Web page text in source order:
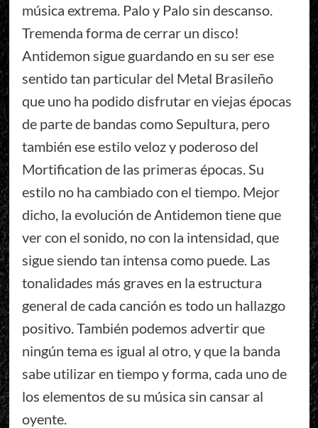
música extrema. Palo y Palo sin descanso.
Tremenda forma de cerrar un disco!
Antidemon sigue guardando en su ser ese
sentido tan particular del Metal Brasileño
que uno ha podido disfrutar en viejas épocas
de parte de bandas como Sepultura, pero
también ese estilo veloz y poderoso del
Mortification de las primeras épocas. Su
estilo no ha cambiado con el tiempo. Mejor
dicho, la evolución de Antidemon tiene que
ver con el sonido, no con la intensidad, que
sigue siendo tan intensa como puede. Las
tonalidades más graves en la estructura
general de cada canción es todo un hallazgo
positivo. También podemos advertir que
ningún tema es igual al otro, y que la banda
sabe utilizar en tiempo y forma, cada uno de
los elementos de su música sin cansar al
oyente.